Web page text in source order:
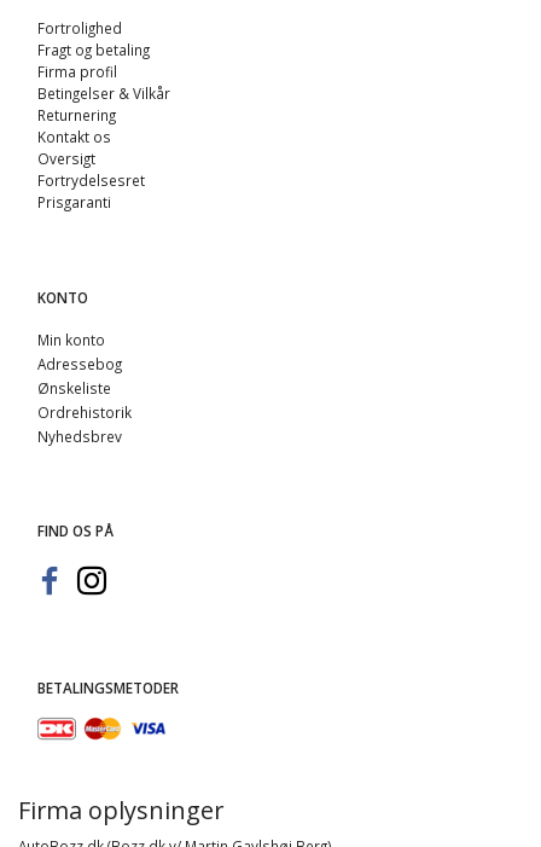
Fortrolighed
Fragt og betaling
Firma profil
Betingelser & Vilkår
Returnering
Kontakt os
Oversigt
Fortrydelsesret
Prisgaranti
KONTO
Min konto
Adressebog
Ønskeliste
Ordrehistorik
Nyhedsbrev
FIND OS PÅ
BETALINGSMETODER
Firma oplysninger